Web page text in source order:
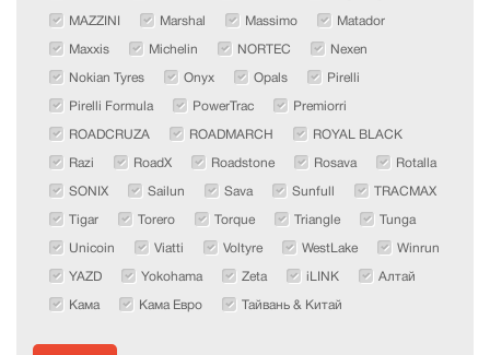
MAZZINI Marshal Massimo Matador
Maxxis Michelin NORTEC Nexen
Nokian Tyres Onyx Opals Pirelli
Pirelli Formula PowerTrac Premiorri
ROADCRUZA ROADMARCH ROYAL BLACK
Razi RoadX Roadstone Rosava Rotalla
SONIX Sailun Sava Sunfull TRACMAX
Tigar Torero Torque Triangle Tunga
Unicoin Viatti Voltyre WestLake Winrun
YAZD Yokohama Zeta iLINK Алтай
Кама Кама Евро Тайвань & Китай